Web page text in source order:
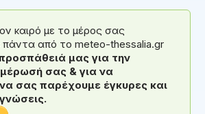
καιρό με το μέρος σας
από το meteo-thessalia.gr
μας για την
σας & για να
σας παρέχουμε έγκυρες και